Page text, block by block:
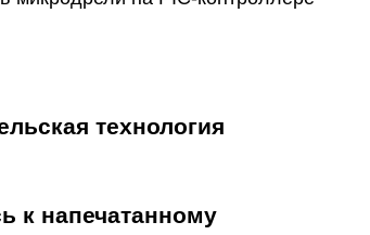
технология
к напечатанному